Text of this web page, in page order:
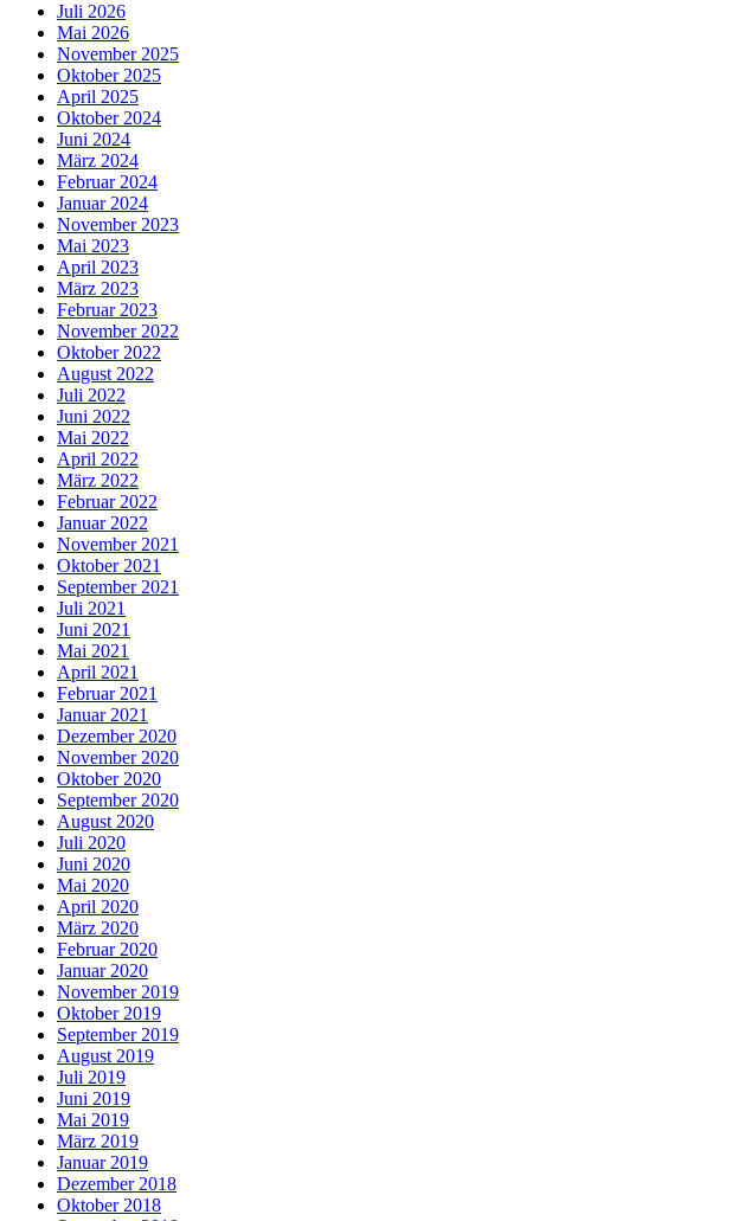
Juli 2026
Mai 2026
November 2025
Oktober 2025
April 2025
Oktober 2024
Juni 2024
März 2024
Februar 2024
Januar 2024
November 2023
Mai 2023
April 2023
März 2023
Februar 2023
November 2022
Oktober 2022
August 2022
Juli 2022
Juni 2022
Mai 2022
April 2022
März 2022
Februar 2022
Januar 2022
November 2021
Oktober 2021
September 2021
Juli 2021
Juni 2021
Mai 2021
April 2021
Februar 2021
Januar 2021
Dezember 2020
November 2020
Oktober 2020
September 2020
August 2020
Juli 2020
Juni 2020
Mai 2020
April 2020
März 2020
Februar 2020
Januar 2020
November 2019
Oktober 2019
September 2019
August 2019
Juli 2019
Juni 2019
Mai 2019
März 2019
Januar 2019
Dezember 2018
Oktober 2018